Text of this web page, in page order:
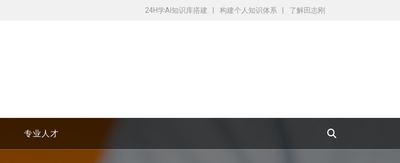
24H学AI知识库搭建 构建个人知识体系 了解田志刚
专业人才